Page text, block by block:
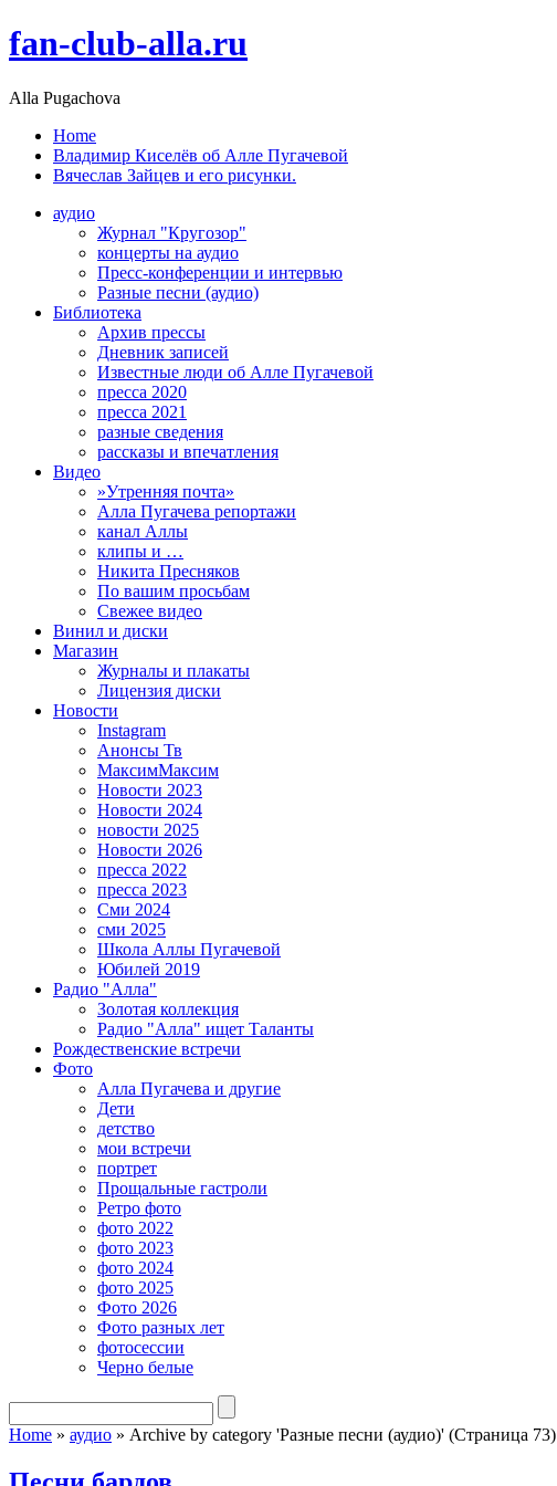
fan-club-alla.ru
Alla Pugachova
Home
Владимир Киселёв об Алле Пугачевой
Вячеслав Зайцев и его рисунки.
аудио
Журнал "Кругозор"
концерты на аудио
Пресс-конференции и интервью
Разные песни (аудио)
Библиотека
Архив прессы
Дневник записей
Известные люди об Алле Пугачевой
пресса 2020
пресса 2021
разные сведения
рассказы и впечатления
Видео
»Утренняя почта»
Алла Пугачева репортажи
канал Аллы
клипы и …
Никита Пресняков
По вашим просьбам
Свежее видео
Винил и диски
Магазин
Журналы и плакаты
Лицензия диски
Новости
Instagram
Анонсы Тв
МаксимМаксим
Новости 2023
Новости 2024
новости 2025
Новости 2026
пресса 2022
пресса 2023
Сми 2024
сми 2025
Школа Аллы Пугачевой
Юбилей 2019
Радио "Алла"
Золотая коллекция
Радио "Алла" ищет Таланты
Рождественские встречи
Фото
Алла Пугачева и другие
Дети
детство
мои встречи
портрет
Прощальные гастроли
Ретро фото
фото 2022
фото 2023
фото 2024
фото 2025
Фото 2026
Фото разных лет
фотосессии
Черно белые
Home » аудио » Archive by category 'Разные песни (аудио)' (Страница 73)